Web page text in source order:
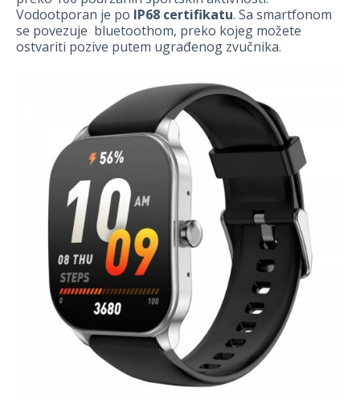
Vodootporan je po IP68 certifikatu. Sa smartfonom
se povezuje bluetoothom, preko kojeg možete
ostvariti pozive putem ugrađenog zvučnika.